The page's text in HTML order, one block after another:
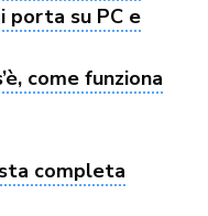
porta su PC e
come funziona
completa